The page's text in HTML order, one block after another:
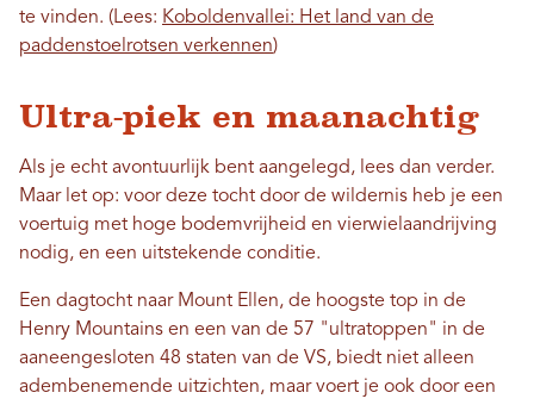
te vinden. (Lees: Koboldenvallei: Het land van de
paddenstoelrotsen verkennen)
Ultra-piek en maanachtig
Als je echt avontuurlijk bent aangelegd, lees dan verder.
Maar let op: voor deze tocht door de wildernis heb je een
voertuig met hoge bodemvrijheid en vierwielaandrijving
nodig, en een uitstekende conditie.
Een dagtocht naar Mount Ellen, de hoogste top in de
Henry Mountains en een van de 57 "ultratoppen" in de
aaneengesloten 48 staten van de VS, biedt niet alleen
adembenemende uitzichten, maar voert je ook door een